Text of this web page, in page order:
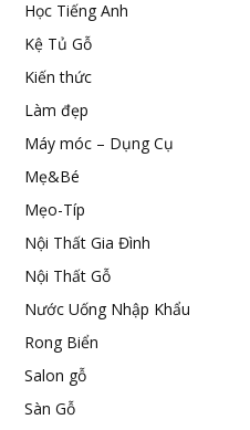
Học Tiếng Anh
Kệ Tủ Gỗ
Kiến thức
Làm đẹp
Máy móc – Dụng Cụ
Mẹ&Bé
Mẹo-Típ
Nội Thất Gia Đình
Nội Thất Gỗ
Nước Uống Nhập Khẩu
Rong Biển
Salon gỗ
Sàn Gỗ